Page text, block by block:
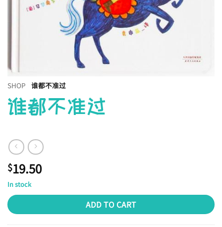
SHOP 谁都不准过
谁都不准过
$19.50
In stock
ADD TO CART